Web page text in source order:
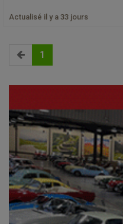
Actualisé il y a 33 jours
1